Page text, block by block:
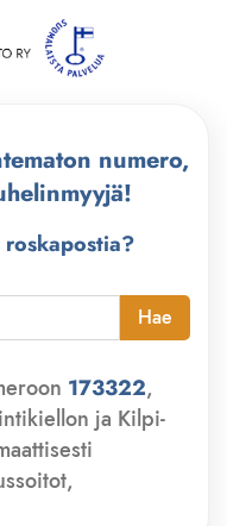
numero,
roskapostia?
Hae
173322,
ja Kilpi-